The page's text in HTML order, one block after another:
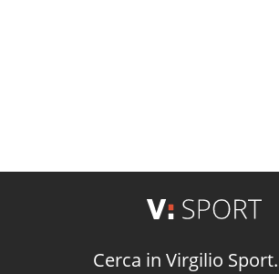
Cerca in Virgilio